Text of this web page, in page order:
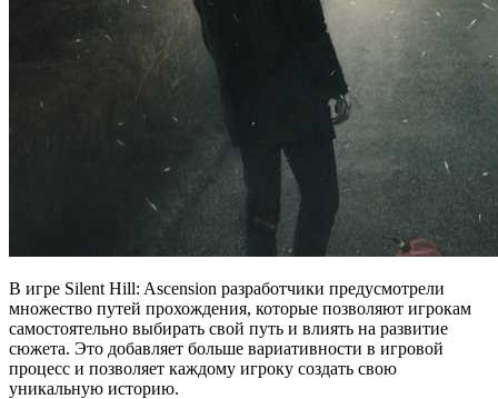
В игре Silent Hill: Ascension разработчики предусмотрели
множество путей прохождения, которые позволяют игрокам
самостоятельно выбирать свой путь и влиять на развитие
сюжета. Это добавляет больше вариативности в игровой
процесс и позволяет каждому игроку создать свою
уникальную историю.